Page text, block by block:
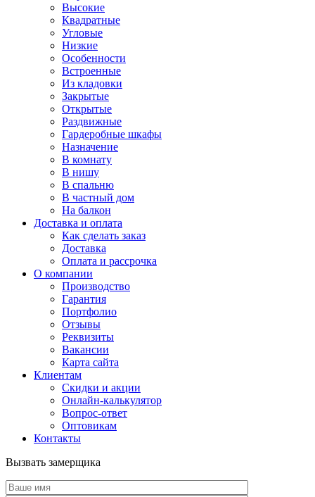
Высокие
Квадратные
Угловые
Низкие
Особенности
Встроенные
Из кладовки
Закрытые
Открытые
Раздвижные
Гардеробные шкафы
Назначение
В комнату
В нишу
В спальню
В частный дом
На балкон
Доставка и оплата
Как сделать заказ
Доставка
Оплата и рассрочка
О компании
Производство
Гарантия
Портфолио
Отзывы
Реквизиты
Вакансии
Карта сайта
Клиентам
Скидки и акции
Онлайн-калькулятор
Вопрос-ответ
Оптовикам
Контакты
Вызвать замерщика